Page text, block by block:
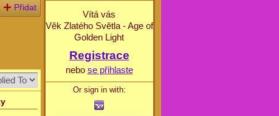
Přidat
Vítá vás
Věk Zlatého Světla - Age of
Golden Light
Registrace
nebo se přihlaste
Or sign in with: